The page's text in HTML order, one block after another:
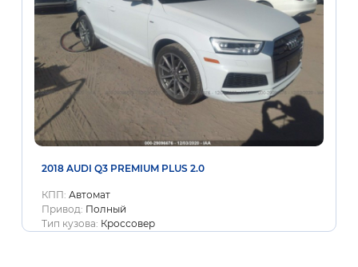
2018 AUDI Q3 PREMIUM PLUS 2.0
КПП: Автомат
Привод: Полный
Тип кузова: Кроссовер